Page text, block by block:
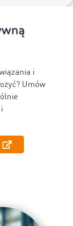
i
Umów